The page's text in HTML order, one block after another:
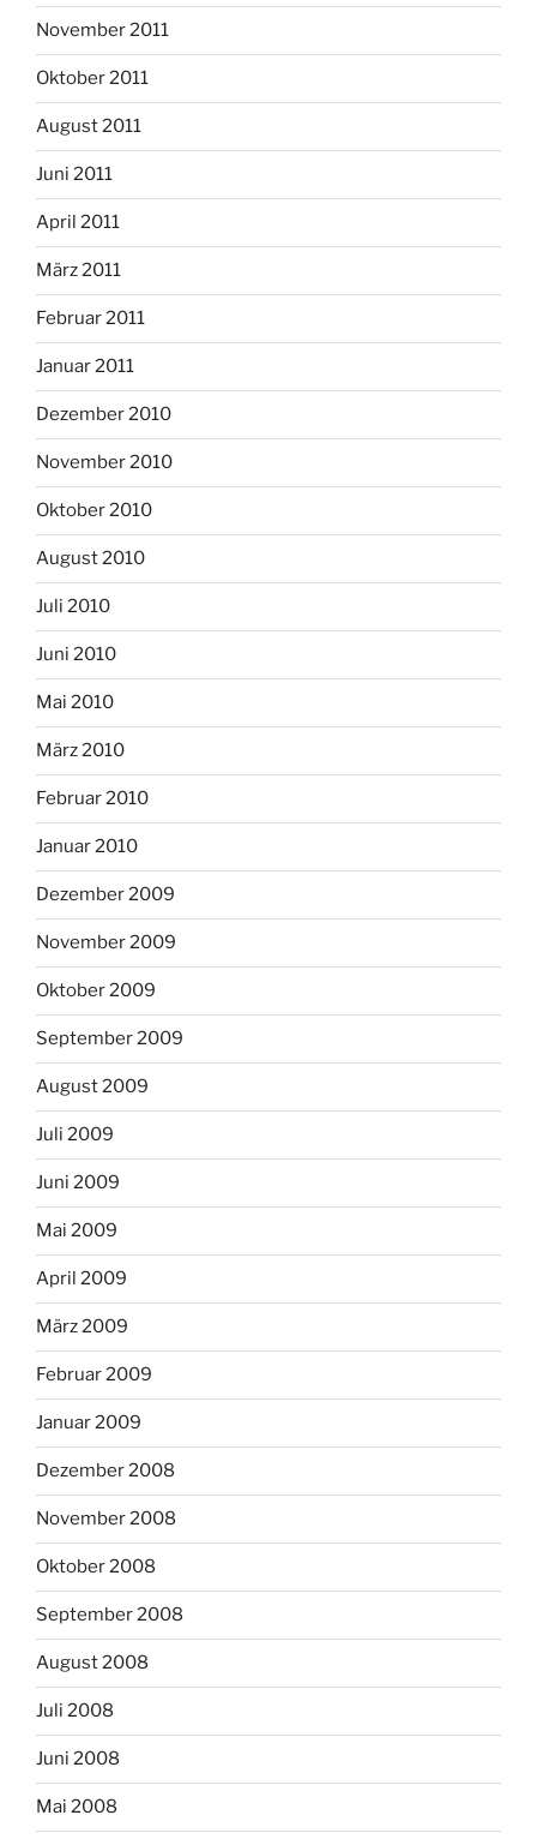
November 2011
Oktober 2011
August 2011
Juni 2011
April 2011
März 2011
Februar 2011
Januar 2011
Dezember 2010
November 2010
Oktober 2010
August 2010
Juli 2010
Juni 2010
Mai 2010
März 2010
Februar 2010
Januar 2010
Dezember 2009
November 2009
Oktober 2009
September 2009
August 2009
Juli 2009
Juni 2009
Mai 2009
April 2009
März 2009
Februar 2009
Januar 2009
Dezember 2008
November 2008
Oktober 2008
September 2008
August 2008
Juli 2008
Juni 2008
Mai 2008